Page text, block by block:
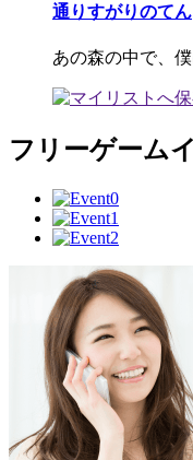
通りすがりのてん
あの森の中で、
フリーゲーム